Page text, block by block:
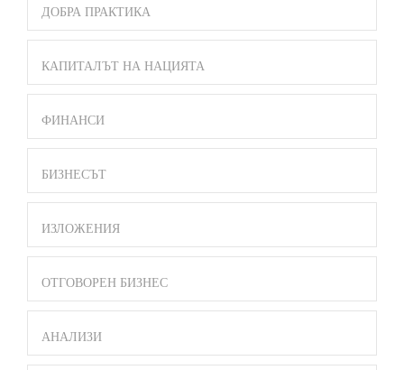
ДОБРА ПРАКТИКА
КАПИТАЛЪТ НА НАЦИЯТА
ФИНАНСИ
БИЗНЕСЪТ
ИЗЛОЖЕНИЯ
ОТГОВОРЕН БИЗНЕС
АНАЛИЗИ